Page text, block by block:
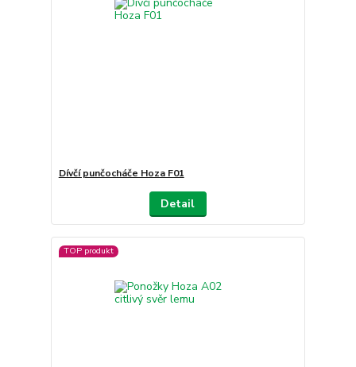
Dívčí punčocháče Hoza F01
Detail
TOP produkt